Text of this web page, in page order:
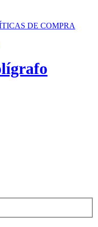
DE COMPRA